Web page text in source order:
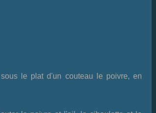
le plat d'un couteau le poivre, en